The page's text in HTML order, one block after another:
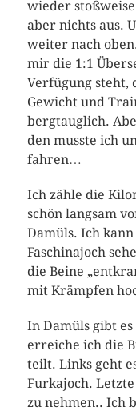
wieder
aber nichts aus.
weiter nach
mir die 1:1
Verfügung steht,
Gewicht und
bergtauglich.
den musste ich
fahren…
Ich zähle die
schön langsam
Damüls. Ich
Faschinajoch
die Beine
mit Krämpfen
In Damüls gibt
erreiche ich die
teilt. Links geht
Furkajoch.
zu nehmen.. Ich